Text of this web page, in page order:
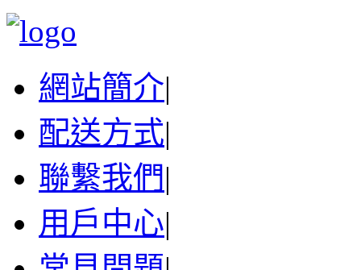
網站簡介|
配送方式|
聯繫我們|
用戶中心|